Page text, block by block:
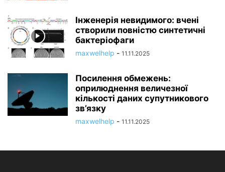
Інженерія невидимого: вчені
створили повністю синтетичні
бактеріофаги
maxwelhelp - 11.11.2025
Посилення обмежень:
оприлюднення величезної
кількості даних супутникового
зв’язку
maxwelhelp - 11.11.2025